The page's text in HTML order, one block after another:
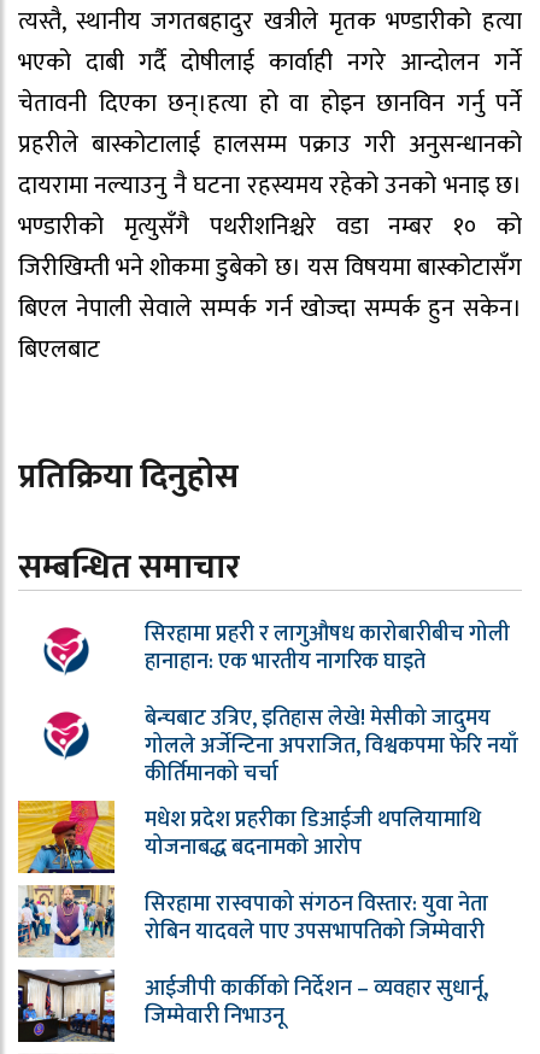
त्यस्तै, स्थानीय जगतबहादुर खत्रीले मृतक भण्डारीको हत्या
भएको दाबी गर्दै दोषीलाई कार्वाही नगरे आन्दोलन गर्ने
चेतावनी दिएका छन्।हत्या हो वा होइन छानविन गर्नु पर्ने
प्रहरीले बास्कोटालाई हालसम्म पक्राउ गरी अनुसन्धानको
दायरामा नल्याउनु नै घटना रहस्यमय रहेको उनको भनाइ छ।
भण्डारीको मृत्युसँगै पथरीशनिश्चरे वडा नम्बर १० को
जिरीखिम्ती भने शोकमा डुबेको छ। यस विषयमा बास्कोटासँग
बिएल नेपाली सेवाले सम्पर्क गर्न खोज्दा सम्पर्क हुन सकेन।
बिएलबाट
प्रतिक्रिया दिनुहोस
सम्बन्धित समाचार
सिरहामा प्रहरी र लागुऔषध कारोबारीबीच गोली
हानाहान: एक भारतीय नागरिक घाइते
बेन्चबाट उत्रिए, इतिहास लेखे! मेसीको जादुमय
गोलले अर्जेन्टिना अपराजित, विश्वकपमा फेरि नयाँ
कीर्तिमानको चर्चा
मधेश प्रदेश प्रहरीका डिआईजी थपलियामाथि
योजनाबद्ध बदनामको आरोप
सिरहामा रास्वपाको संगठन विस्तार: युवा नेता
रोबिन यादवले पाए उपसभापतिको जिम्मेवारी
आईजीपी कार्कीको निर्देशन – व्यवहार सुधार्नू,
जिम्मेवारी निभाउनू